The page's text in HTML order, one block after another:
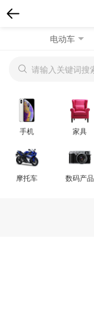
电动车
手机 家具
摩托车 数码产品